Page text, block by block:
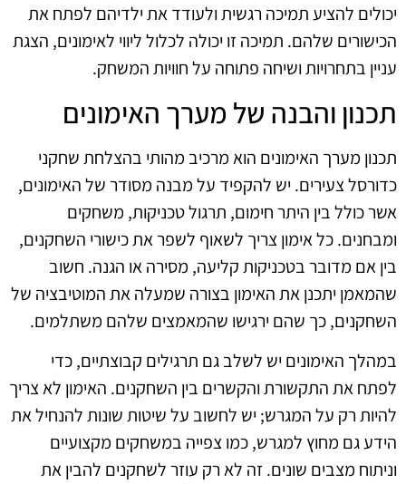
יכולים להציע תמיכה רגשית ולעודד את ילדיהם לפתח את
הכישורים שלהם. תמיכה זו יכולה לכלול ליווי לאימונים, הצגת
עניין בתחרויות ושיחה פתוחה על חוויות המשחק.
תכנון והבנה של מערך האימונים
תכנון מערך האימונים הוא מרכיב מהותי בהצלחת שחקני
כדורסל צעירים. יש להקפיד על מבנה מסודר של האימונים,
אשר כולל בין היתר חימום, תרגול טכניקות, משחקים
ומבחנים. כל אימון צריך לשאוף לשפר את כישורי השחקנים,
בין אם מדובר בטכניקות קליעה, מסירה או הגנה. חשוב
שהמאמן יתכנן את האימון בצורה שמעלה את המוטיבציה של
השחקנים, כך שהם ירגישו שהמאמצים שלהם משתלמים.
במהלך האימונים יש לשלב גם תרגילים קבוצתיים, כדי
לפתח את התקשורת והקשרים בין השחקנים. האימון לא צריך
להיות רק על המגרש; יש לחשוב על שיטות שונות להנחיל את
הידע גם מחוץ למגרש, כמו צפייה במשחקים מקצועיים
וניתוח מצבים שונים. זה לא רק עוזר לשחקנים להבין את